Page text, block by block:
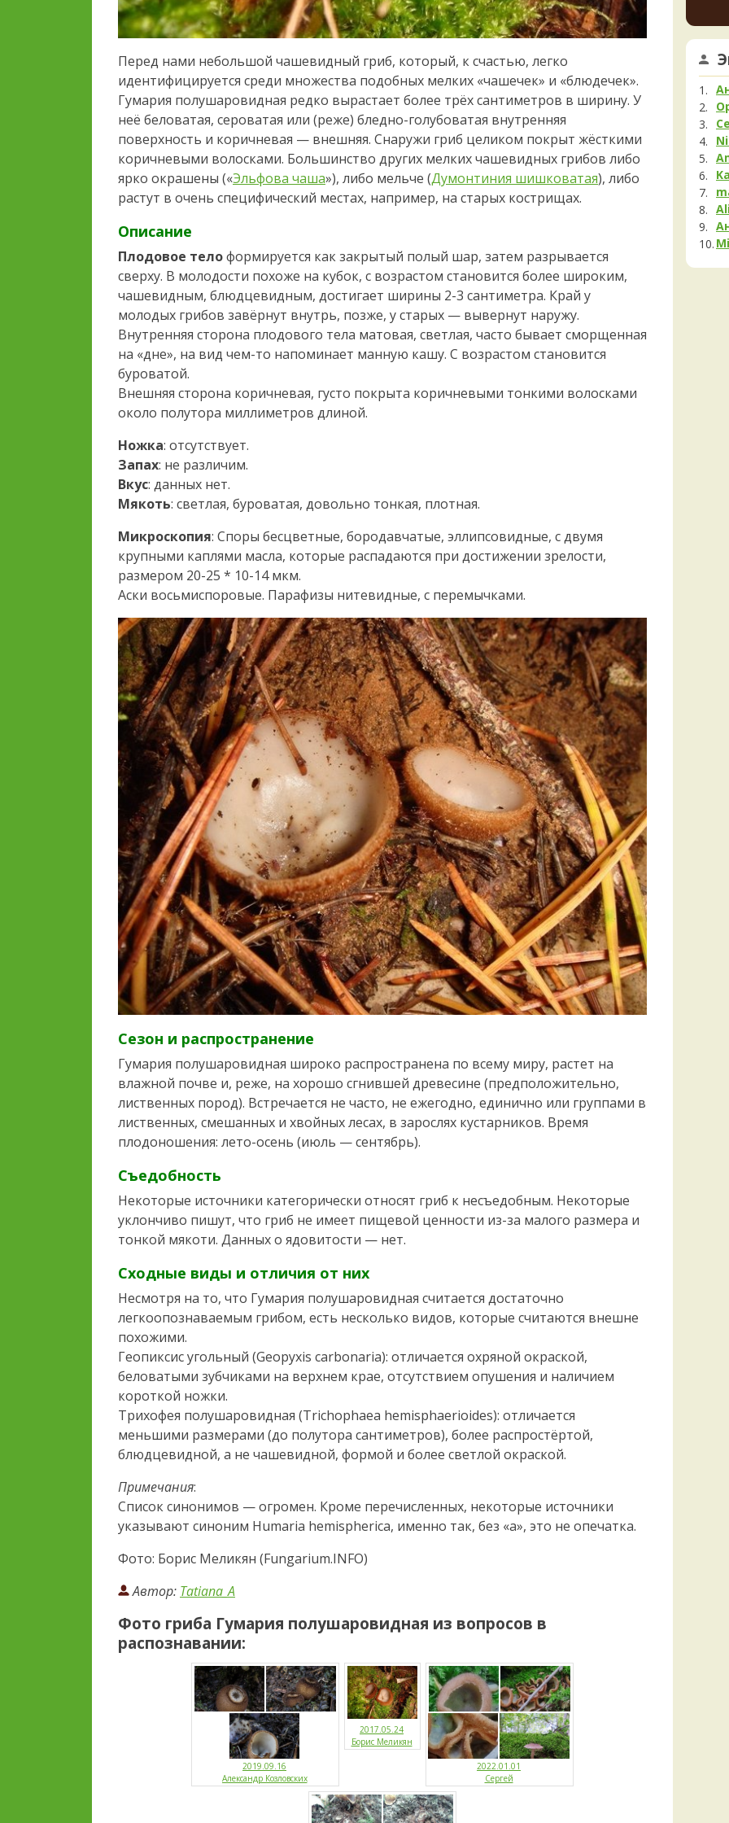
Перед нами небольшой чашевидный гриб, который, к счастью, легко
идентифицируется среди множества подобных мелких «чашечек» и «блюдечек».
Гумария полушаровидная редко вырастает более трёх сантиметров в ширину. У
неё беловатая, сероватая или (реже) бледно-голубоватая внутренняя
поверхность и коричневая — внешняя. Снаружи гриб целиком покрыт жёсткими
коричневыми волосками. Большинство других мелких чашевидных грибов либо
ярко окрашены («Эльфова чаша»), либо мельче (Думонтиния шишковатая), либо
растут в очень специфический местах, например, на старых кострищах.
Описание
Плодовое телоформируется как закрытый полый шар, затем разрывается
сверху. В молодости похоже на кубок, с возрастом становится более широким,
чашевидным, блюдцевидным, достигает ширины 2-3 сантиметра. Край у
молодых грибов завёрнут внутрь, позже, у старых — вывернут наружу.
Внутренняя сторона плодового тела матовая, светлая, часто бывает сморщенная
на «дне», на вид чем-то напоминает манную кашу. С возрастом становится
буроватой.
Внешняя сторона коричневая, густо покрыта коричневыми тонкими волосками
около полутора миллиметров длиной.
Ножка: отсутствует.
Запах: не различим.
Вкус: данных нет.
Мякоть: светлая, буроватая, довольно тонкая, плотная.
Микроскопия: Споры бесцветные, бородавчатые, эллипсовидные, с двумя
крупными каплями масла, которые распадаются при достижении зрелости,
размером 20-25 * 10-14 мкм.
Аски восьмиспоровые. Парафизы нитевидные, с перемычками.
Сезон и распространение
Гумария полушаровидная широко распространена по всему миру, растет на
влажной почве и, реже, на хорошо сгнившей древесине (предположительно,
лиственных пород). Встречается не часто, не ежегодно, единично или группами в
лиственных, смешанных и хвойных лесах, в зарослях кустарников. Время
плодоношения: лето-осень (июль — сентябрь).
Съедобность
Некоторые источники категорически относят гриб к несъедобным. Некоторые
уклончиво пишут, что гриб не имеет пищевой ценности из-за малого размера и
тонкой мякоти. Данных о ядовитости — нет.
Сходные виды и отличия от них
Несмотря на то, что Гумария полушаровидная считается достаточно
легкоопознаваемым грибом, есть несколько видов, которые считаются внешне
похожими.
Геопиксис угольный (Geopyxis carbonaria): отличается охряной окраской,
беловатыми зубчиками на верхнем крае, отсутствием опушения и наличием
короткой ножки.
Трихофея полушаровидная (Trichophaea hemisphaerioides): отличается
меньшими размерами (до полутора сантиметров), более распростёртой,
блюдцевидной, а не чашевидной, формой и более светлой окраской.
Примечания:
Список синонимов — огромен. Кроме перечисленных, некоторые источники
указывают синоним Humaria hemispherica, именно так, без «a», это не опечатка.
Фото: Борис Меликян (Fungarium.INFO)
Автор: Tatiana_A
Фото гриба Гумария полушаровидная из вопросов в
распознавании:
2019.09.16
Александр Козловских
2017.05.24
Борис Меликян
2022.01.01
Сергей
1 день
1 день